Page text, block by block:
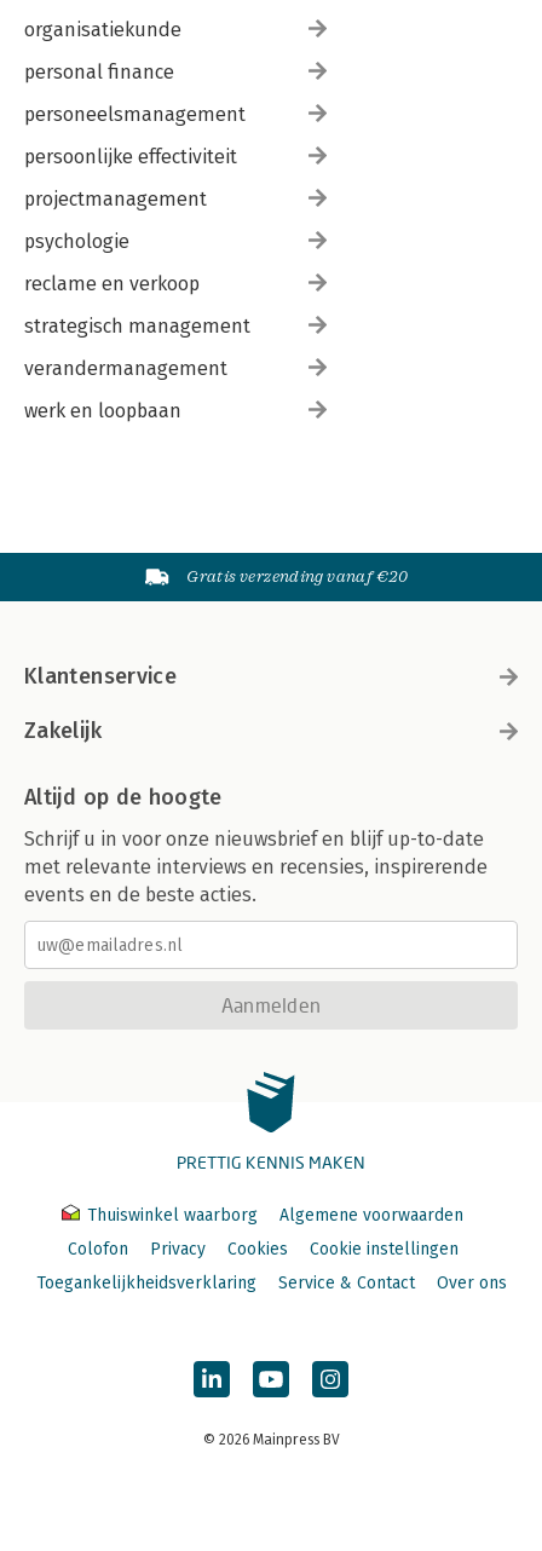
organisatiekunde
personal finance
personeelsmanagement
persoonlijke effectiviteit
projectmanagement
psychologie
reclame en verkoop
strategisch management
verandermanagement
werk en loopbaan
Gratis verzending vanaf €20
Klantenservice
Zakelijk
Altijd op de hoogte
Schrijf u in voor onze nieuwsbrief en blijf up-to-date
met relevante interviews en recensies, inspirerende
events en de beste acties.
Aanmelden
PRETTIG KENNIS MAKEN
Thuiswinkel waarborg
Algemene voorwaarden
Colofon
Privacy Cookies
Cookie instellingen
Toegankelijkheidsverklaring
Service & Contact Over ons
© 2026 Mainpress BV